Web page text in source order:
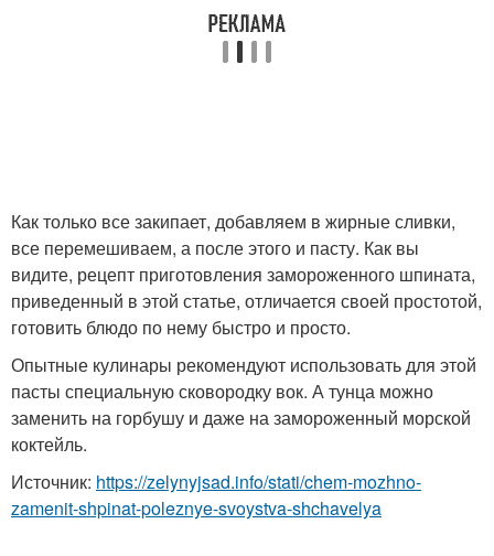
Как только все закипает, добавляем в жирные сливки,
все перемешиваем, а после этого и пасту. Как вы
видите, рецепт приготовления замороженного шпината,
приведенный в этой статье, отличается своей простотой,
готовить блюдо по нему быстро и просто.
Опытные кулинары рекомендуют использовать для этой
пасты специальную сковородку вок. А тунца можно
заменить на горбушу и даже на замороженный морской
коктейль.
Источник: https://zelynyjsad.info/stati/chem-mozhno-
zamenit-shpinat-poleznye-svoystva-shchavelya